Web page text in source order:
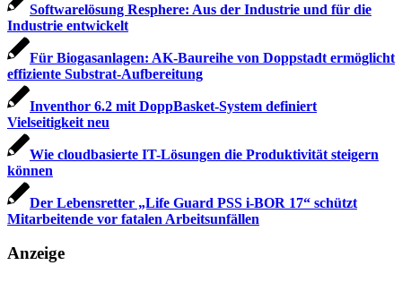
Softwarelösung Resphere: Aus der Industrie und für die
Industrie entwickelt
Für Biogasanlagen: AK-Baureihe von Doppstadt ermöglicht
effiziente Substrat-Aufbereitung
Inventhor 6.2 mit DoppBasket-System definiert
Vielseitigkeit neu
Wie cloudbasierte IT-Lösungen die Produktivität steigern
können
Der Lebensretter „Life Guard PSS i-BOR 17“ schützt
Mitarbeitende vor fatalen Arbeitsunfällen
Anzeige